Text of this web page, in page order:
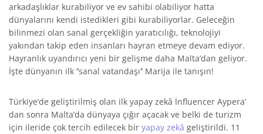
arkadaşlıklar kurabiliyor ve ev sahibi olabiliyor hatta
dünyalarını kendi istedikleri gibi kurabiliyorlar. Geleceğin
bilinmezi olan sanal gerçekliğin yaratıcılığı, teknolojiyi
yakından takip eden insanları hayran etmeye devam ediyor.
Hayranlık uyandırıcı yeni bir gelişme daha Malta’dan geliyor.
İşte dünyanın ilk ‘’sanal vatandaşı’’ Marija ile tanışın!
Türkiye’de geliştirilmiş olan ilk yapay zekâ İnfluencer Aypera’
dan sonra Malta’da dünyaya çığır açacak ve belki de turizm
için ileride çok tercih edilecek bir yapay zekâ geliştirildi. 11